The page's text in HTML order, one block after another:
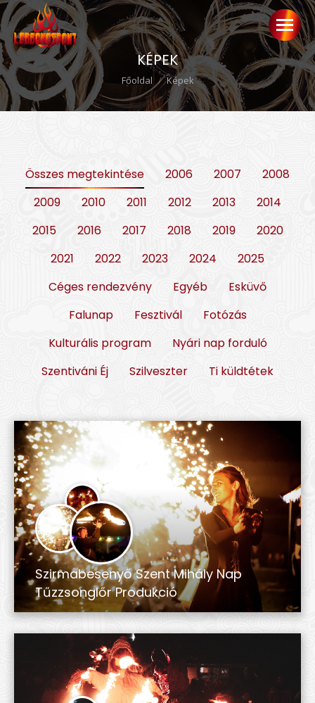
KÉPEK
Ön itt van:
Főoldal Képek
Összes megtekintése 2006 2007
2008
2009
2010 2011 2012 2013
2014
2015
2016 2017 2018 2019
2020
2021
2022 2023 2024
2025
Céges rendezvény
Egyéb
Esküvő
Falunap
Fesztivál
Fotózás
Kulturális program
Nyári nap forduló
Szentiváni Éj
Szilveszter Ti küldtétek
Szirmabesenyő Szent Mihály Nap
Tűzzsonglőr Produkció